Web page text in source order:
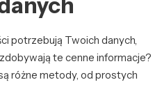
potrzebują Twoich danych,
te cenne informacje?
różne metody, od prostych